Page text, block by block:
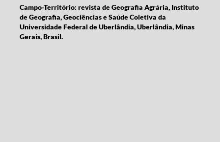
Campo-Território: revista de Geografia Agrária, Instituto
de Geografia, Geociências e Saúde Coletiva da
Universidade Federal de Uberlândia, Uberlândia, Minas
Gerais, Brasil.